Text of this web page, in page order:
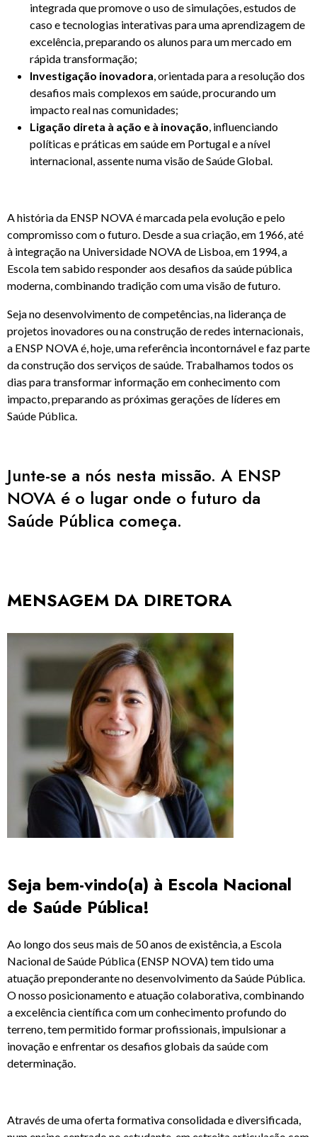
integrada que promove o uso de simulações, estudos de
caso e tecnologias interativas para uma aprendizagem de
excelência, preparando os alunos para um mercado em
rápida transformação;
Investigação inovadora, orientada para a resolução dos
desafios mais complexos em saúde, procurando um
impacto real nas comunidades;
Ligação direta à ação e à inovação, influenciando
políticas e práticas em saúde em Portugal e a nível
internacional, assente numa visão de Saúde Global.
A história da ENSP NOVA é marcada pela evolução e pelo
compromisso com o futuro. Desde a sua criação, em 1966, até
à integração na Universidade NOVA de Lisboa, em 1994, a
Escola tem sabido responder aos desafios da saúde pública
moderna, combinando tradição com uma visão de futuro.
Seja no desenvolvimento de competências, na liderança de
projetos inovadores ou na construção de redes internacionais,
a ENSP NOVA é, hoje, uma referência incontornável e faz parte
da construção dos serviços de saúde. Trabalhamos todos os
dias para transformar informação em conhecimento com
impacto, preparando as próximas gerações de líderes em
Saúde Pública.
Junte-se a nós nesta missão. A ENSP
NOVA é o lugar onde o futuro da
Saúde Pública começa.
MENSAGEM DA DIRETORA
Seja bem-vindo(a) à Escola Nacional
de Saúde Pública!
Ao longo dos seus mais de 50 anos de existência, a Escola
Nacional de Saúde Pública (ENSP NOVA) tem tido uma
atuação preponderante no desenvolvimento da Saúde Pública.
O nosso posicionamento e atuação colaborativa, combinando
a excelência científica com um conhecimento profundo do
terreno, tem permitido formar profissionais, impulsionar a
inovação e enfrentar os desafios globais da saúde com
determinação.
Através de uma oferta formativa consolidada e diversificada,